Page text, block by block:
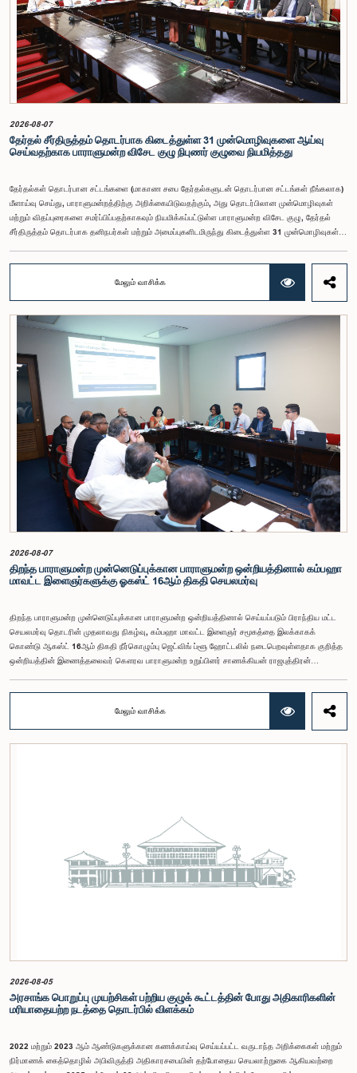
ஆணைக்குழுவே இத்தகைய சம்பளங்களை நிர்ணயித்து வந்த போதிலும், தற்போது அத்தகைய
ஆணைக்குழு இல்லையெனவும் அதிகாரிகள் குறிப்பிட்டனர்.கணக்காய்வாளர் நாயகத்திற்கான
முன்மொழியப்பட்ட சம்பள மட்டத்தை குழு அங்கீகரித்திருந்தாலும், அப்பதவிக்கு வழங்கப்பட்டுள்ள
பொறுப்புகள் மற்றும் கடமைகளின் முக்கியத்துவத்தை கருத்தில் கொண்டு, அந்தச் சம்பளம் மேலும்
உயர்ந்த மட்டத்தில் இருக்க வேண்டும் என்ற கருத்தை குழுத் தலைவர் உள்ளிட்ட உறுப்பினர்கள்
முன்வைத்தனர்.அதன்படி, எதிர்காலத்தில் இச்சம்பள மட்டம் தொடர்பாக மேலும் கவனம் செலுத்தி
தேவையான தீர்மானங்கள் எடுக்கப்பட வேண்டியதன் அவசியம் குழுவில் வலியுறுத்தப்பட்டது. மேலும்,
நிரந்தரமானதும் சுயாதீனமானதுமான சம்பள மற்றும் பணியாளர் ஆணைக்குழுவை நிறுவுவதற்கான
யோசனையையும் குழுத் தலைவர் முன்வைத்தார்.
2026-08-07
தேர்தல் சீர்திருத்தம் தொடர்பாக கிடைத்துள்ள 31 முன்மொழிவுகளை ஆய்வு
செய்வதற்காக பாராளுமன்ற விசேட குழு நிபுணர் குழுவை நியமித்தது
தேர்தல்கள் தொடர்பான சட்டங்களை (மாகாண சபை தேர்தல்களுடன் தொடர்பான சட்டங்கள் நீங்கலாக)
மீளாய்வு செய்து, பாராளுமன்றத்திற்கு அறிக்கையிடுவதற்கும், அது தொடர்பிலான முன்மொழிவுகள்
மற்றும் விதப்புரைகளை சமர்ப்பிப்பதற்காகவும் நியமிக்கப்பட்டுள்ள பாராளுமன்ற விசேட குழு, தேர்தல்
சீர்திருத்தம் தொடர்பாக தனிநபர்கள் மற்றும் அமைப்புகளிடமிருந்து கிடைத்துள்ள 31 முன்மொழிவுகள்
நியமித்துள்ளது.கௌரவ பொது நிர்வாக, மாகாண சபைகள் மற்றும் உள்ளூராட்சி அமைச்சர் பேராசிரியர்
ஏ.எச்.எம்.எச்.அபயரத்ன அவர்கள் தலைமையில் அண்மையில் பாராளுமன்றத்தில் நடைபெற்ற குறித்த
விசேட குழுக் கூட்டத்தின் போதே இத்தீர்மானம் எடுக்கப்பட்டது.2004, 2007 மற்றும் 2022 ஆம்
ஆண்டுகளில் வெளியிடப்பட்ட பாராளுமன்ற விசேட குழுக்களின் அறிக்கைகள் மற்றும் தனிநபர்கள்,
அமைப்புகள் ஆகியவற்றினால் சமர்ப்பிக்கப்பட்டுள்ள 31 முன்மொழிவுகளை அடிப்படையாகக் கொண்டு
தேர்தல் சீர்திருத்தங்கள் தொடர்பாக விரிவான கலந்துரையாடல் இங்கு இடம்பெற்றது.உள்ளூராட்சி
மன்றத் தேர்தல் முறைக்காக கலப்பு தேர்தல் முறையை அறிமுகப்படுத்துதல், சிறு கட்சிகள் மற்றும்
சிறுபான்மை குழுக்களின் பிரதிநிதித்துவத்தை உறுதிப்படுத்துதல், பெண்களின் பிரதிநிதித்துவத்தை
மேம்படுத்துதல், மின்னணு வாக்களிப்பு முறையை அறிமுகப்படுத்துதல், முன்கூட்டியே வாக்களிக்கும்
வசதியை ஏற்படுத்துதல் உள்ளிட்ட பல்வேறு முன்மொழிவுகள் தொடர்பில் இக்கூட்டத்தில் விசேட கவனம்
செலுத்தப்பட்டது.மேலும், வெளிநாடுகளில் வாழும் இலங்கையர்களுக்கு வாக்களிக்கும் உரிமையை
வழங்குவது தொடர்பான முன்மொழிவுகளும் பரிசீலிக்கப்பட்டதுடன், அதற்குத் தேவையான சட்ட மற்றும்
நிர்வாக ஏற்பாடுகள் குறித்து மேலும் விரிவான ஆய்வு மேற்கொள்ள வேண்டியதன் அவசியமும்
வலியுறுத்தப்பட்டது.விசேட குழுவினால் நியமிக்கப்பட்டுள்ள நிபுணர் குழு, கிடைத்துள்ள 31
முன்மொழிவுகளையும் முந்தைய பாராளுமன்ற விசேட குழுக்களின் அறிக்கைகளையும் பகுப்பாய்வு
செய்து, நடைமுறைக்கு ஏற்ற பரிந்துரைகளைக் கொண்ட அறிக்கையொன்றைத் தயாரிக்கவுள்ளது.
அதனைத் தொடர்ந்து, அந்தப் பரிந்துரைகளை ஆராய்ந்து அடுத்தகட்ட நடவடிக்கைகளை முன்னெடுக்க
குழு தீர்மானித்தது.இக்கூட்டத்தில், குழு உறுப்பினரான அமைச்சர் கலாநிதி உபாலி பன்னிலகே மற்றும்
பாராளுமன்ற உறுப்பினர்களான ரவி கருணாநாயக்க, ருவந்திலக ஜயக்கொடி மற்றும் கதிரவேலு
சண்முகம் குகதாசன் ஆகியோர் கலந்துகொண்டனர்.
மேலும் வாசிக்க
2026-08-07
திறந்த பாராளுமன்ற முன்னெடுப்புக்கான பாராளுமன்ற ஒன்றியத்தினால் கம்பஹா
மாவட்ட இளைஞர்களுக்கு ஓகஸ்ட் 16ஆம் திகதி செயலமர்வு
திறந்த பாராளுமன்ற முன்னெடுப்புக்கான பாராளுமன்ற ஒன்றியத்தினால் செய்யப்படும் பிராந்திய மட்ட
செயலமர்வு தொடரின் முதலாவது நிகழ்வு, கம்பஹா மாவட்ட இளைஞர் சமூகத்தை இலக்காகக்
கொண்டு ஆகஸ்ட் 16ஆம் திகதி நீர்கொழும்பு ஜெட்விங் ப்ளூ ஹோட்டலில் நடைபெறவுள்ளதாக குறித்த
ஒன்றியத்தின் இணைத்தலைவர் கௌரவ பாராளுமன்ற உறுப்பினர் சாணக்கியன் ராஜபுத்திரன்
பங்கேற்புடன் திறந்த பாராளுமன்றக் கருத்திட்டத்தை மேலும் முன்னெடுத்துச் செல்லும் நோக்கில் இந்த
செயலமர்வு தொடர் ஏற்பாடு செய்யப்படுகின்றது. இதில் ஒன்றியத்தின் உறுப்பினர்கள் மற்றும் கம்பஹா
மாவட்டத்தை பிரதிநிதித்துவப்படுத்தும் பாராளுமன்ற உறுப்பினர்களும் பங்கேற்கவிருக்கின்றனர்.இந்த
இச்செயலமர்வு தொடருக்கான அபிவிருத்தி பங்காளராக அனுசரணை வழங்கும் CII (Coalition for
Inclusive Impact) நிறுவனத்தின் பிரதிநிதிகளும் கலந்துகொண்டனர்.இந்த செயலமர்வில் பங்கேற்க
விரும்பும் கம்பஹா மாவட்டத்தைச் சேர்ந்த 18 – 35 வயதுக்குட்பட்ட இளைஞர், யுவதிகள் இங்கே
தரப்பட்டுள்ள https://forms.gle/aVp5UzhLbtPSmVap8 இணைப்பின் ஊடாக உரிய விண்ணப்பப்
படிவத்தை பூர்த்தி செய்து பதிவு செய்யுமாறு கேட்டுக்கொள்ளப்படுகின்றனர்.
மேலும் வாசிக்க
2026-08-05
அரசாங்க பொறுப்பு முயற்சிகள் பற்றிய குழுக் கூட்டத்தின் போது அதிகாரிகளின்
மரியாதையற்ற நடத்தை தொடர்பில் விளக்கம்
2022 மற்றும் 2023 ஆம் ஆண்டுகளுக்கான கணக்காய்வு செய்யப்பட்ட வருடாந்த அறிக்கைகள் மற்றும்
நிர்மாணக் கைத்தொழில் அபிவிருத்தி அதிகாரசபையின் தற்போதைய செயலாற்றுகை ஆகியவற்றை